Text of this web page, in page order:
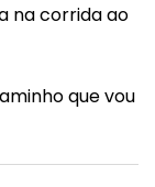
na corrida ao
que vou